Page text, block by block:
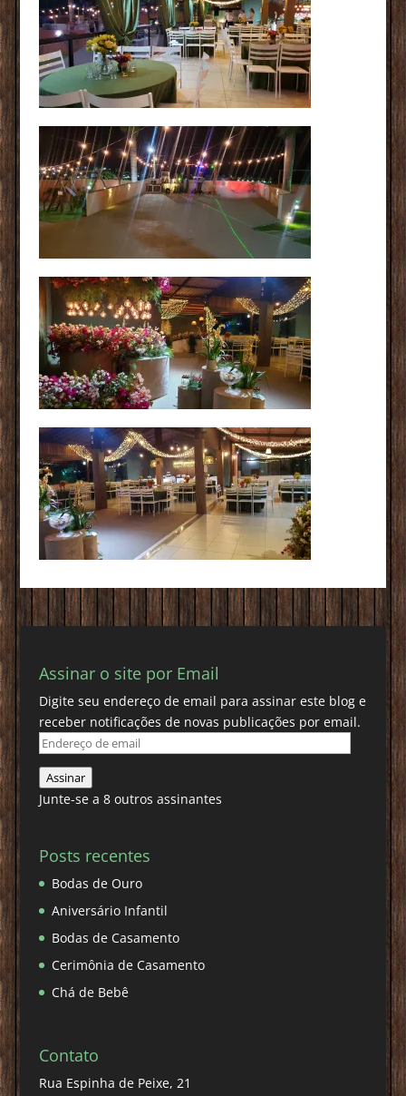
Assinar o site por Email
Digite seu endereço de email para assinar este blog e
receber notificações de novas publicações por email.
Endereço
de
email
Assinar
Junte-se a 8 outros assinantes
Posts recentes
Bodas de Ouro
Aniversário Infantil
Bodas de Casamento
Cerimônia de Casamento
Chá de Bebê
Contato
Rua Espinha de Peixe, 21